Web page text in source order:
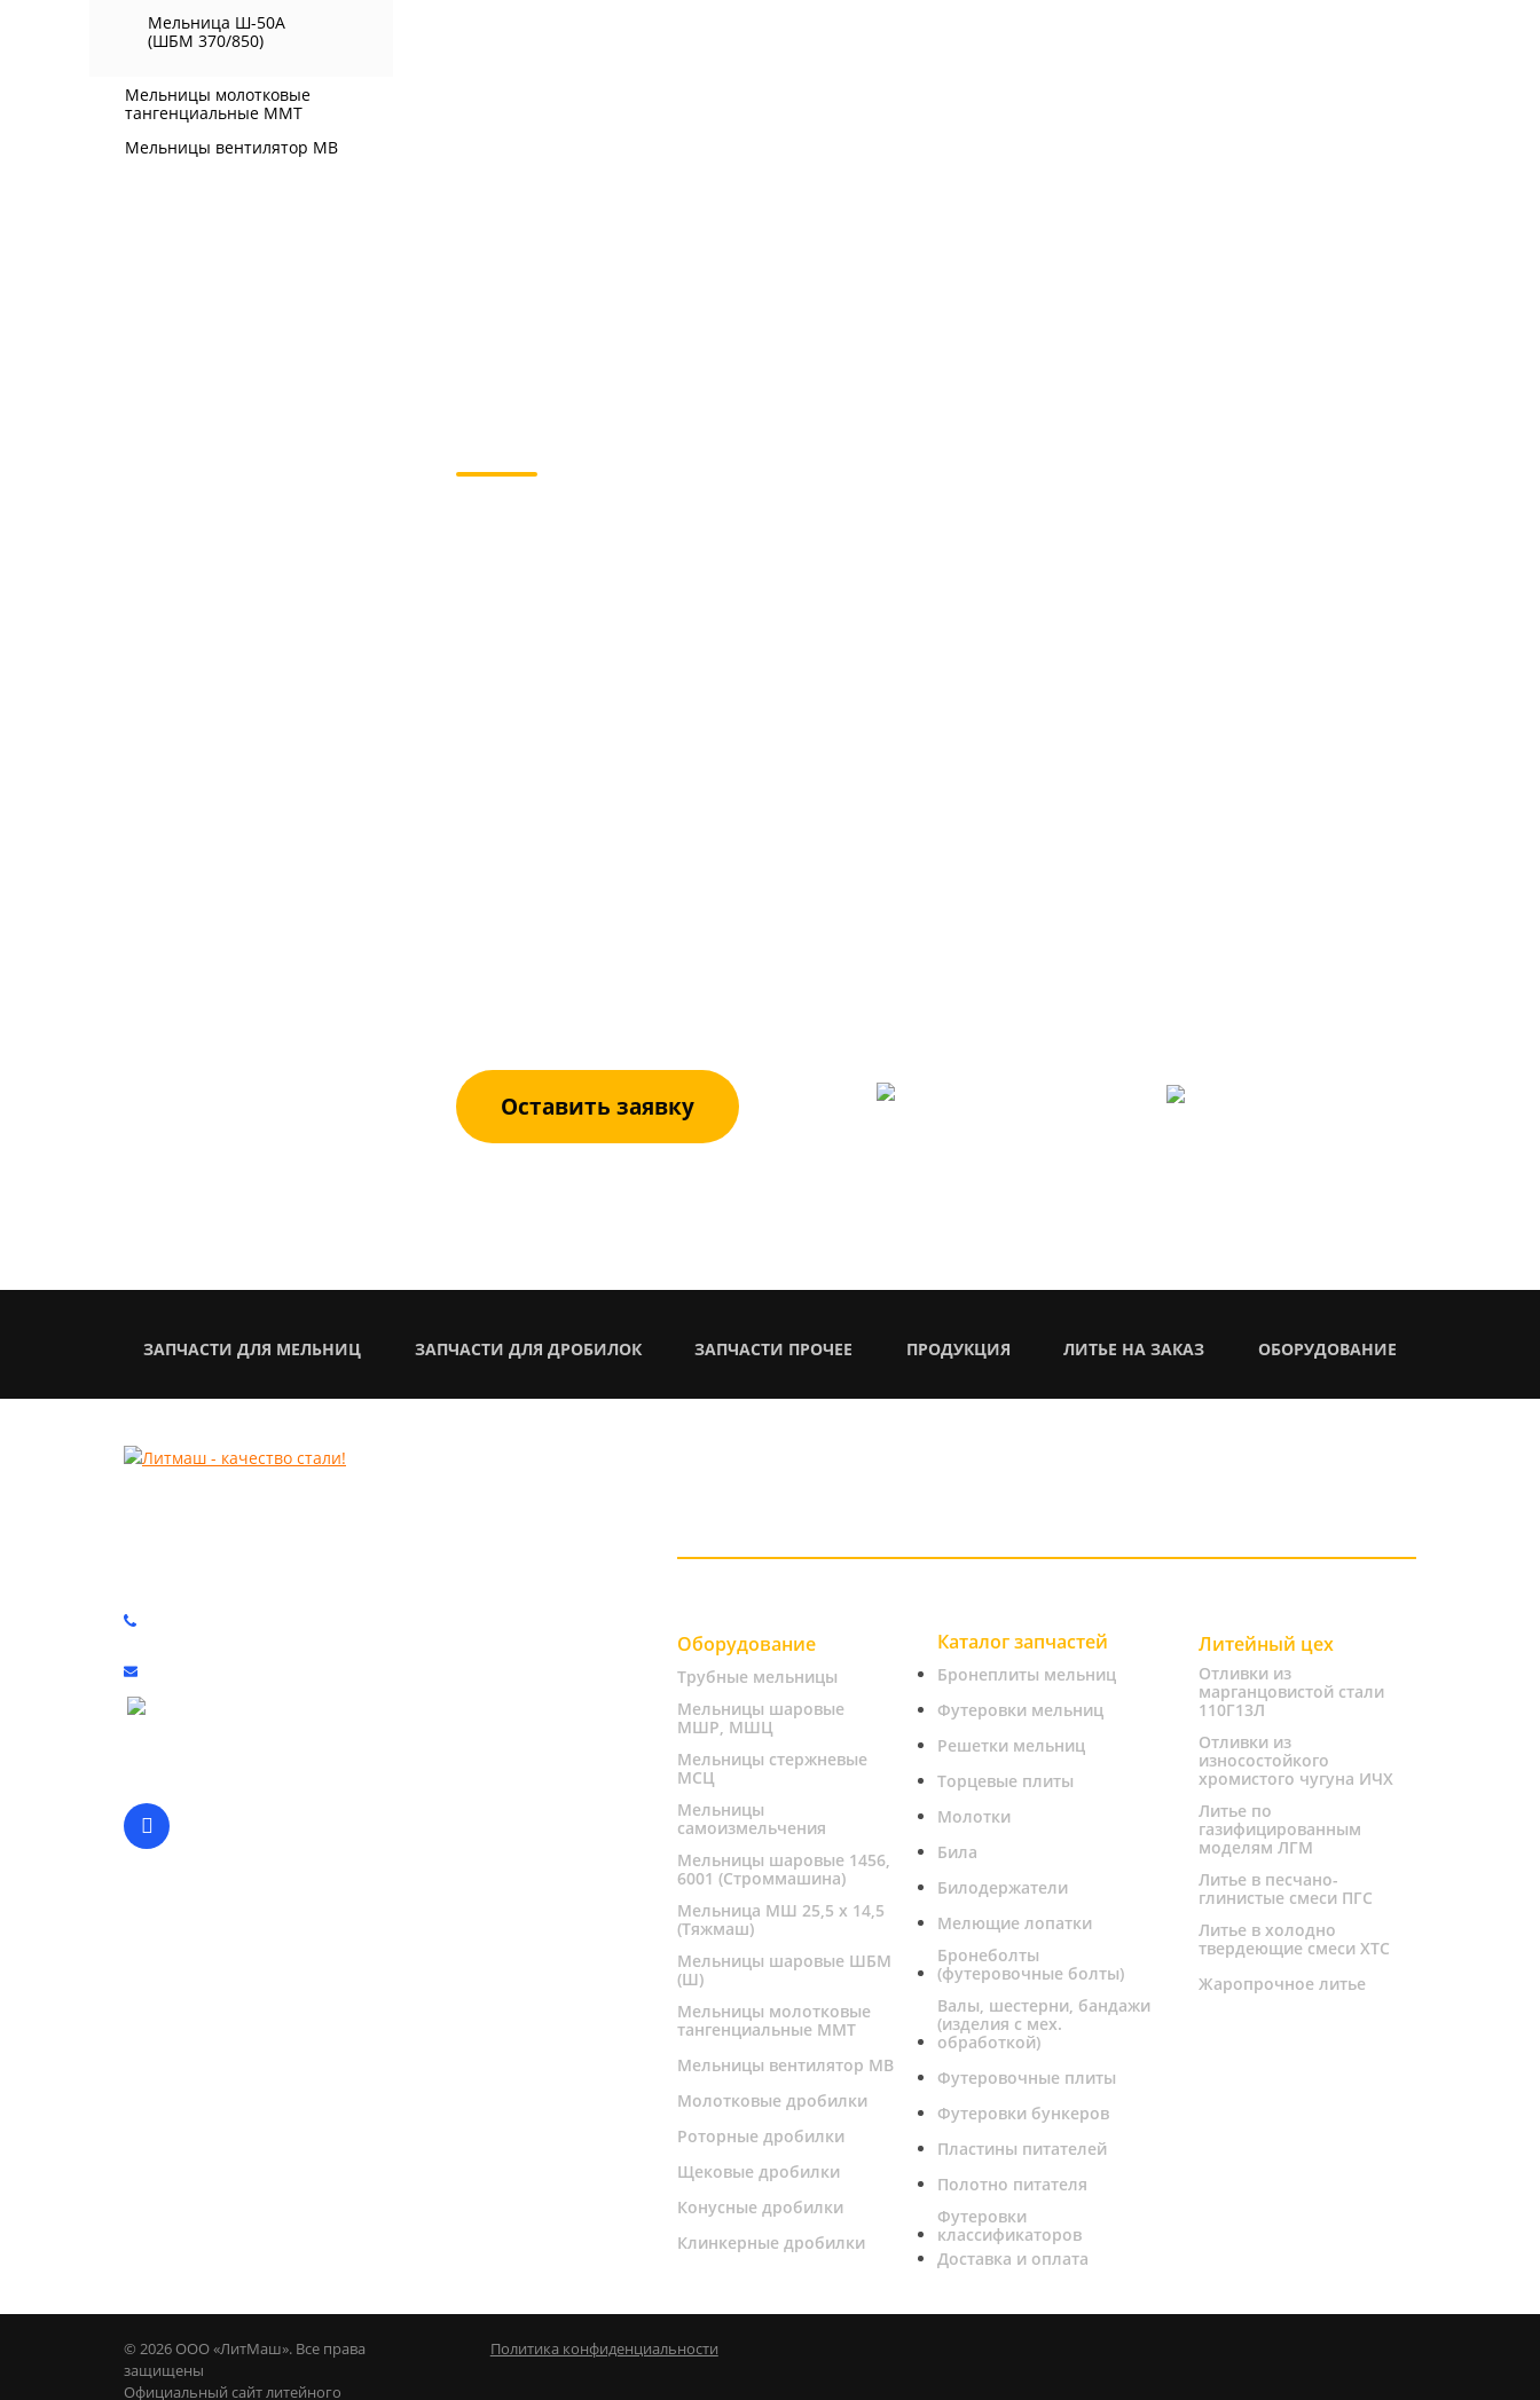
Мельница Ш-50А
(ШБМ 370/850)
Мельницы молотковые
тангенциальные ММТ
Мельницы вентилятор МВ
Оставить заявку
ЗАПЧАСТИ ДЛЯ МЕЛЬНИЦ ЗАПЧАСТИ ДЛЯ ДРОБИЛОК ЗАПЧАСТИ ПРОЧЕЕ ПРОДУКЦИЯ ЛИТЬЕ НА ЗАКАЗ ОБОРУДОВАНИЕ
Оборудование
Трубные мельницы
Мельницы шаровые
МШР, МШЦ
Мельницы стержневые
МСЦ
Мельницы
самоизмельчения
Мельницы шаровые 1456,
6001 (Строммашина)
Мельница МШ 25,5 х 14,5
(Тяжмаш)
Мельницы шаровые ШБМ
(Ш)
Мельницы молотковые
тангенциальные ММТ
Мельницы вентилятор МВ
Молотковые дробилки
Роторные дробилки
Щековые дробилки
Конусные дробилки
Клинкерные дробилки
Каталог запчастей
Бронеплиты мельниц
Футеровки мельниц
Решетки мельниц
Торцевые плиты
Молотки
Била
Билодержатели
Мелющие лопатки
Бронеболты
(футеровочные болты)
Валы, шестерни, бандажи
(изделия с мех.
обработкой)
Футеровочные плиты
Футеровки бункеров
Пластины питателей
Полотно питателя
Футеровки
классификаторов
Доставка и оплата
Литейный цех
Отливки из
марганцовистой стали
110Г13Л
Отливки из
износостойкого
хромистого чугуна ИЧХ
Литье по
газифицированным
моделям ЛГМ
Литье в песчано-
глинистые смеси ПГС
Литье в холодно
твердеющие смеси ХТС
Жаропрочное литье
© 2026 ООО «ЛитМаш». Все права
защищены
Официальный сайт литейного
Политика конфиденциальности